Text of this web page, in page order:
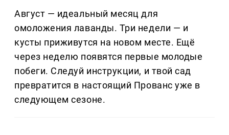
Август — идеальный месяц для
омоложения лаванды. Три недели — и
кусты приживутся на новом месте. Ещё
через неделю появятся первые молодые
побеги. Следуй инструкции, и твой сад
превратится в настоящий Прованс уже в
следующем сезоне.